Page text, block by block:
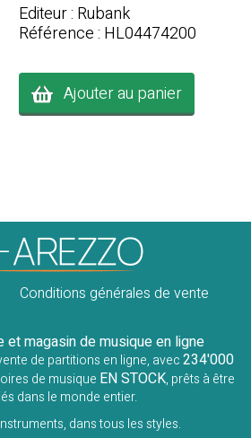
Editeur : Rubank
Référence : HL04474200
Ajouter au panier
Conditions générales de vente
et magasin de musique en ligne
de partitions en ligne, avec234'000
de musique EN STOCK, prêts à être
dans le monde entier.
dans tous les styles.